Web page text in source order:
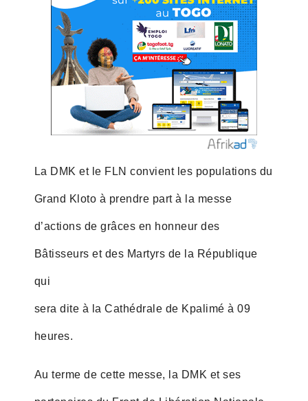
La DMK et le FLN convient les populations du
Grand Kloto à prendre part à la messe
d’actions de grâces en honneur des
Bâtisseurs et des Martyrs de la République
qui
sera dite à la Cathédrale de Kpalimé à 09
heures.
Au terme de cette messe, la DMK et ses